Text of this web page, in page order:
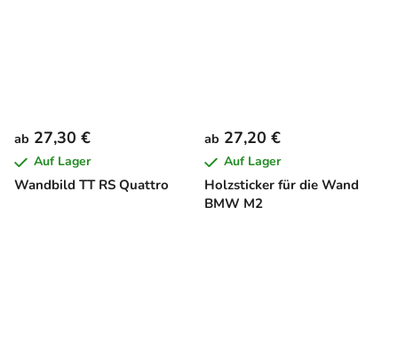
Wandbild TT RS Quattro
ab 27,30 €
Auf Lager
Holzsticker für die Wand
BMW M2
ab 27,20 €
Auf Lager